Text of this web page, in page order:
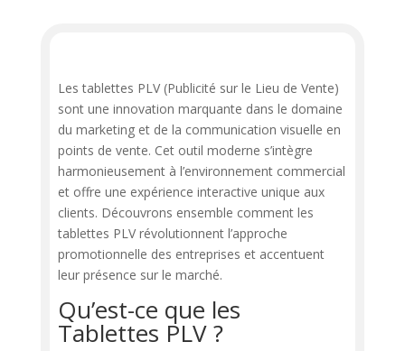
Les tablettes PLV (Publicité sur le Lieu de Vente)
sont une innovation marquante dans le domaine
du marketing et de la communication visuelle en
points de vente. Cet outil moderne s’intègre
harmonieusement à l’environnement commercial
et offre une expérience interactive unique aux
clients. Découvrons ensemble comment les
tablettes PLV révolutionnent l’approche
promotionnelle des entreprises et accentuent
leur présence sur le marché.
Qu’est-ce que les
Tablettes PLV ?